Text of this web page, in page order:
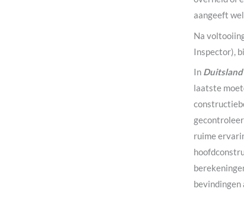
aangeeft
Na
Inspector),
In Duitsland
laatste
ruime
bevindingen